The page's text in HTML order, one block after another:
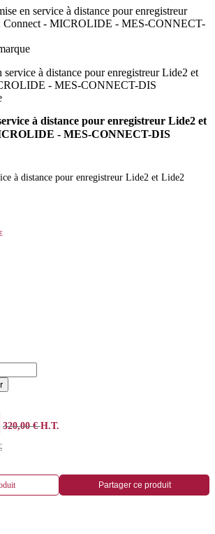
à distance pour enregistreur Lide2 et
- MES-CONNECT-DIS
à distance pour enregistreur Lide2 et Lide2
320,00€ H.T.
Partager ce produit